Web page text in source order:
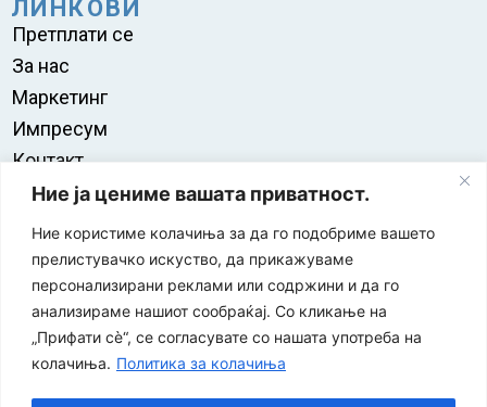
Ние ја цениме вашата приватност.
Ние користиме колачиња за да го подобриме вашето
прелистувачко искуство, да прикажуваме
персонализирани реклами или содржини и да го
анализираме нашиот сообраќај. Со кликање на
„Прифати сè“, се согласувате со нашата употреба на
колачиња. Политика за колачиња
ЛИНКОВИ
Претплати се
За нас
Маркетинг
Импресум
Контакт
Правила на користење